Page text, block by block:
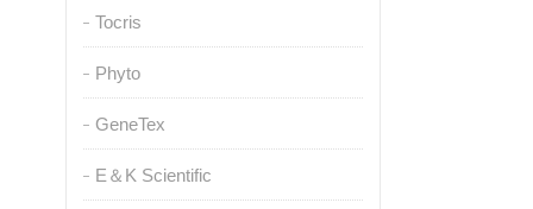
Tocris
Phyto
GeneTex
E＆K Scientific